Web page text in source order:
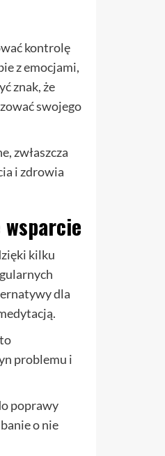
kontrolę
z emocjami,
znak, że
swojego
zwłaszcza
i zdrowia
kilku
dla
problemu i
poprawy
o nie